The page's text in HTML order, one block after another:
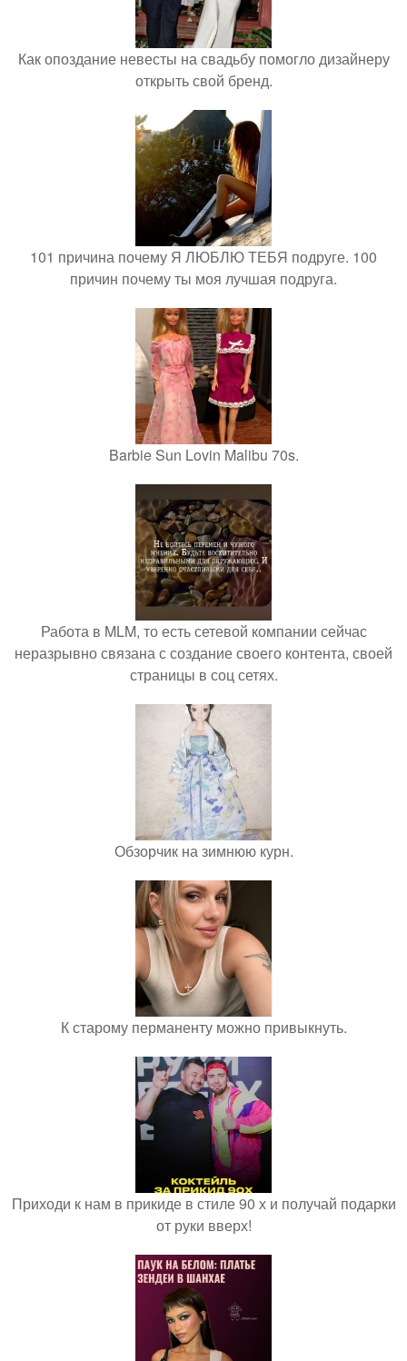
Как опоздание невесты на свадьбу помогло дизайнеру
открыть свой бренд.
101 причина почему Я ЛЮБЛЮ ТЕБЯ подруге. 100
причин почему ты моя лучшая подруга.
Barbie Sun Lovin Malibu 70s.
Работа в MLM, то есть сетевой компании сейчас
неразрывно связана с создание своего контента, своей
страницы в соц сетях.
Обзорчик на зимнюю курн.
К старому перманенту можно привыкнуть.
Приходи к нам в прикиде в стиле 90 х и получай подарки
от руки вверх!